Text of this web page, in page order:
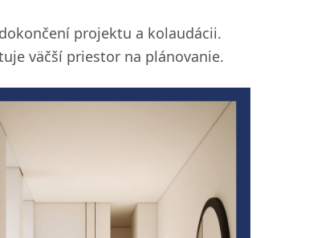
projektu a kolaudácii.
väčší priestor na plánovanie.